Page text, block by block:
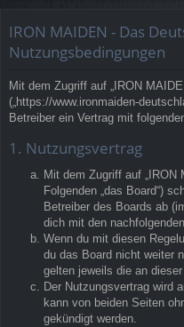
ug
rif
f
IRON MAIDEN - Das
Nutzungsbedingungen
Mit dem Zugriff auf „IRON
(„https://www.ironmaiden-
Betreiber ein Vertrag mit
1. Nutzungsvertrag
Mit dem Zugriff auf „IRON
Folgenden „das Board“)
Betreiber des Boards ab
dich mit den
Wenn du mit diesen
du das Board nicht weiter
gelten jeweils die an
Der Nutzungsvertrag wird
kann von beiden Seiten
gekündigt werden.